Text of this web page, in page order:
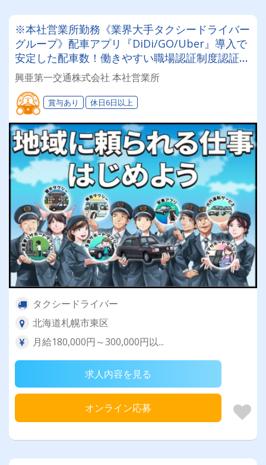
※本社営業所勤務《業界大手タクシードライバー
グループ》配車アプリ『DiDi/GO/Uber』導入で
安定した配車数！働きやすい職場認証制度認証事
業所に認定◎未経験者でも安心してお仕事スター
ト♪
興亜第一交通株式会社 本社営業所
賞与あり 休日6日以上
タクシードライバー
北海道札幌市東区
月給180,000円～300,000円以...
求人内容を見る
オンライン応募